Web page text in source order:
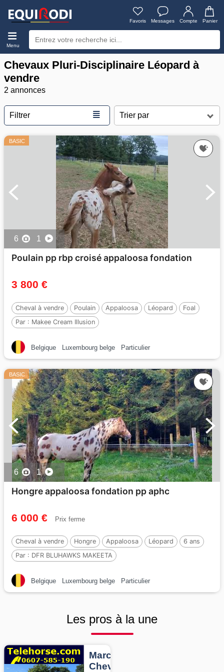
Favoris Messages Compte Panier
Menu
Chevaux Pluri-Disciplinaire Léopard à
vendre
2 annonces
Filtrer ≣
BASIC
6 1
Poulain pp rbp croisé appaloosa fondation
3 800 €
Cheval à vendre Poulain Appaloosa Léopard
Foal
Par : Makee Cream Illusion
Belgique Luxembourg belge Particulier
BASIC
6 1
Hongre appaloosa fondation pp aphc
6 000 € Prix ferme
Cheval à vendre Hongre Appaloosa Léopard
6 ans
Par : DFR BLUHAWKS MAKEETA
Belgique Luxembourg belge Particulier
Les pros à la une
Marcheurs
Chevaux